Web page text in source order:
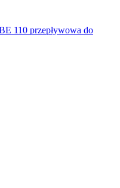
110 przepływowa do